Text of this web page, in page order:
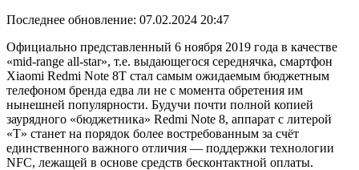
Последнее обновление: 07.02.2024 20:47
Официально представленный 6 ноября 2019 года в качестве
«mid-range all-star», т.е. выдающегося середнячка, смартфон
Xiaomi Redmi Note 8T стал самым ожидаемым бюджетным
телефоном бренда едва ли не с момента обретения им
нынешней популярности. Будучи почти полной копией
заурядного «бюджетника» Redmi Note 8, аппарат с литерой
«T» станет на порядок более востребованным за счёт
единственного важного отличия — поддержки технологии
NFC, лежащей в основе средств бесконтактной оплаты.